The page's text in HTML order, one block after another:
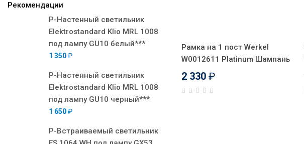
Рекомендации
Р-Настенный светильник
Elektrostandard Klio MRL 1008
под лампу GU10 белый***
1 350₽
Р-Настенный светильник
Elektrostandard Klio MRL 1008
под лампу GU10 черный***
1 650₽
Р-Встраиваемый светильник
Рамка на 1 пост Werkel
W0012611 Platinum Шампань
2 330 ₽